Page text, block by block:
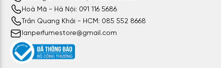
Hoà Mã - Hà Nội: 091 116 5686
Trần Quang Khải - HCM: 085 552 8668
lanperfumestore@gmail.com